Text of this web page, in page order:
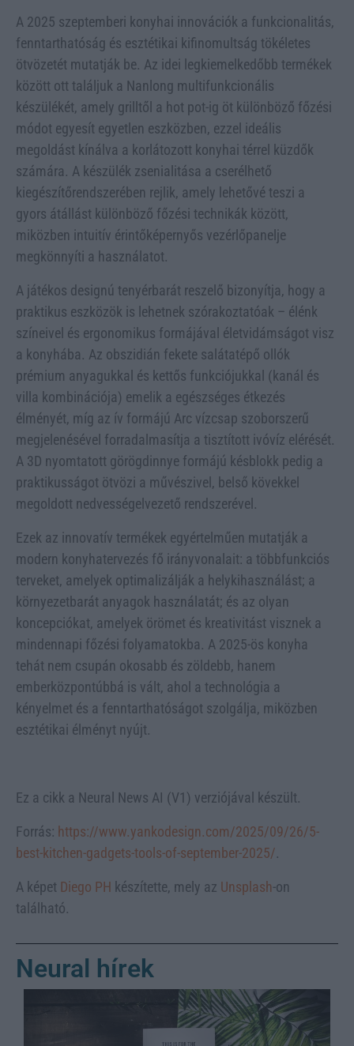
A 2025 szeptemberi konyhai innovációk a funkcionalitás,
fenntarthatóság és esztétikai kifinomultság tökéletes
ötvözetét mutatják be. Az idei legkiemelkedőbb termékek
között ott találjuk a Nanlong multifunkcionális
készülékét, amely grilltől a hot pot-ig öt különböző főzési
módot egyesít egyetlen eszközben, ezzel ideális
megoldást kínálva a korlátozott konyhai térrel küzdők
számára. A készülék zsenialitása a cserélhető
kiegészítőrendszerében rejlik, amely lehetővé teszi a
gyors átállást különböző főzési technikák között,
miközben intuitív érintőképernyős vezérlőpanelje
megkönnyíti a használatot.
A játékos designú tenyérbarát reszelő bizonyítja, hogy a
praktikus eszközök is lehetnek szórakoztatóak – élénk
színeivel és ergonomikus formájával életvidámságot visz
a konyhába. Az obszidián fekete salátatépő ollók
prémium anyagukkal és kettős funkciójukkal (kanál és
villa kombinációja) emelik a egészséges étkezés
élményét, míg az ív formájú Arc vízcsap szoborszerű
megjelenésével forradalmasítja a tisztított ivóvíz elérését.
A 3D nyomtatott görögdinnye formájú késblokk pedig a
praktikusságot ötvözi a művészivel, belső kövekkel
megoldott nedvességelvezető rendszerével.
Ezek az innovatív termékek egyértelműen mutatják a
modern konyhatervezés fő irányvonalait: a többfunkciós
terveket, amelyek optimalizálják a helykihasználást; a
környezetbarát anyagok használatát; és az olyan
koncepciókat, amelyek örömet és kreativitást visznek a
mindennapi főzési folyamatokba. A 2025-ös konyha
tehát nem csupán okosabb és zöldebb, hanem
emberközpontúbbá is vált, ahol a technológia a
kényelmet és a fenntarthatóságot szolgálja, miközben
esztétikai élményt nyújt.
Ez a cikk a Neural News AI (V1) verziójával készült.
Forrás: https://www.yankodesign.com/2025/09/26/5-
best-kitchen-gadgets-tools-of-september-2025/.
A képet Diego PH készítette, mely az Unsplash-on
található.
Neural hírek